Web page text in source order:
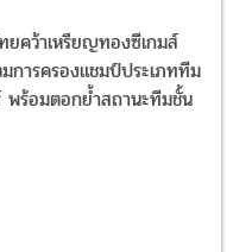
คว้าเหรียญทองซีเกมส์
ารครองแชมป์ประเภททีม
ร้อมตอกย้ำสถานะทีมชั้น